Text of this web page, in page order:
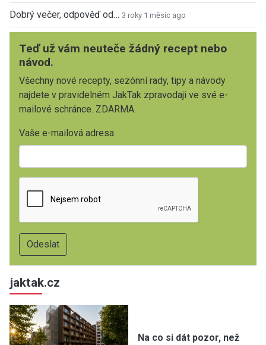
Dobrý večer, odpověď od… 3 roky 1 měsíc ago
Teď už vám neuteče žádný recept nebo
návod.
Všechny nové recepty, sezónní rady, tipy a návody
najdete v pravidelném JakTak zpravodaji ve své e-
mailové schránce. ZDARMA.
Vaše e-mailová adresa
jaktak.cz
Na co si dát pozor, než